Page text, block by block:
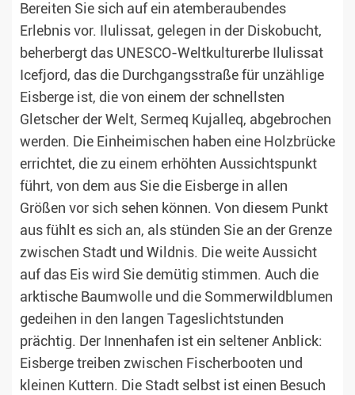
Bereiten Sie sich auf ein atemberaubendes
Erlebnis vor. Ilulissat, gelegen in der Diskobucht,
beherbergt das UNESCO-Weltkulturerbe Ilulissat
Icefjord, das die Durchgangsstraße für unzählige
Eisberge ist, die von einem der schnellsten
Gletscher der Welt, Sermeq Kujalleq, abgebrochen
werden. Die Einheimischen haben eine Holzbrücke
errichtet, die zu einem erhöhten Aussichtspunkt
führt, von dem aus Sie die Eisberge in allen
Größen vor sich sehen können. Von diesem Punkt
aus fühlt es sich an, als stünden Sie an der Grenze
zwischen Stadt und Wildnis. Die weite Aussicht
auf das Eis wird Sie demütig stimmen. Auch die
arktische Baumwolle und die Sommerwildblumen
gedeihen in den langen Tageslichtstunden
prächtig. Der Innenhafen ist ein seltener Anblick:
Eisberge treiben zwischen Fischerbooten und
kleinen Kuttern. Die Stadt selbst ist einen Besuch